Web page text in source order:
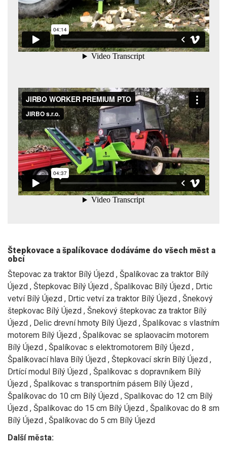
Štepkovace a špalíkovace dodáváme do všech měst a
obcí
Štepovac za traktor Bílý Újezd , Špalíkovac za traktor Bílý
Újezd , Štepkovac Bílý Újezd , Špalíkovac Bílý Újezd , Drtic
vetví Bílý Újezd , Drtic vetví za traktor Bílý Újezd , Šnekový
štepkovac Bílý Újezd , Šnekový štepkovac za traktor Bílý
Újezd , Delic drevní hmoty Bílý Újezd , Špalíkovac s vlastním
motorem Bílý Újezd , Špalíkovac se splaovacím motorem
Bílý Újezd , Špalíkovac s elektromotorem Bílý Újezd ,
Špalíkovací hlava Bílý Újezd , Štepkovací skrín Bílý Újezd ,
Drtící modul Bílý Újezd , Špalíkovac s dopravníkem Bílý
Újezd , Špalíkovac s transportním pásem Bílý Újezd ,
Špalíkovac do 10 cm Bílý Újezd , Spalíkovac do 12 cm Bílý
Újezd , Špalíkovac do 15 cm Bílý Újezd , Špalíkovac do 8 sm
Bílý Újezd , Špalíkovac do 5 cm Bílý Újezd
Další města: